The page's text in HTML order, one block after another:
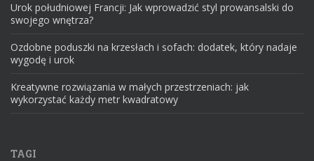
Urok południowej Francji: Jak wprowadzić styl prowansalski do
swojego wnętrza?
Ozdobne poduszki na krzesłach i sofach: dodatek, który nadaje
wygodę i urok
Kreatywne rozwiązania w małych przestrzeniach: jak
wykorzystać każdy metr kwadratowy
TAGI